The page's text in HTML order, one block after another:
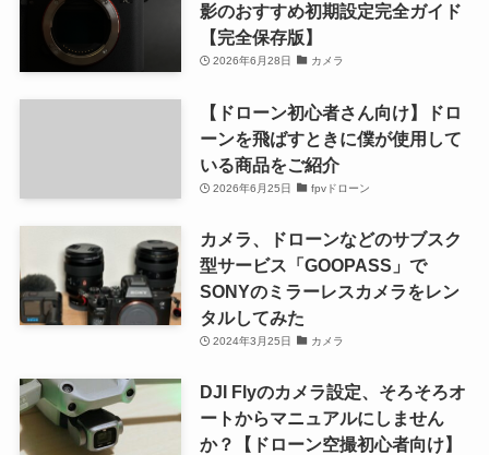
影のおすすめ初期設定完全ガイド
【完全保存版】
2026年6月28日 カメラ
【ドローン初心者さん向け】ドロ
ーンを飛ばすときに僕が使用して
いる商品をご紹介
2026年6月25日 fpvドローン
カメラ、ドローンなどのサブスク
型サービス「GOOPASS」で
SONYのミラーレスカメラをレン
タルしてみた
2024年3月25日 カメラ
DJI Flyのカメラ設定、そろそろオ
ートからマニュアルにしません
か？【ドローン空撮初心者向け】